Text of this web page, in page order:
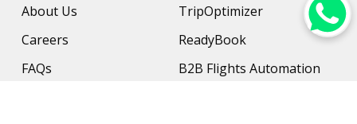
About Us
Careers
FAQs
TripOptimizer
ReadyBook
B2B Flights Automation